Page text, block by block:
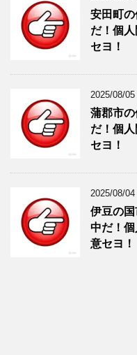
安田町
だ！個
セヨ！
2025/08/05
蒲郡市
だ！個
セヨ！
2025/08/04
伊豆の
中だ！
意セヨ！